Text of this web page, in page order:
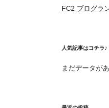
FC2 ブログラ
人気記事はコチラ♪
まだデータが